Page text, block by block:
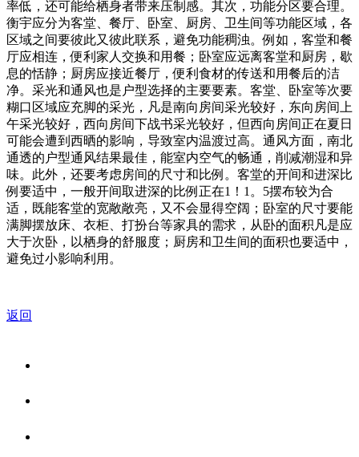
率低，还可能给栖身者带来压制感。其次，功能分区要合理。
衡宇应分为客堂、餐厅、卧室、厨房、卫生间等功能区域，各
区域之间要彼此又彼此联系，避免功能稠浊。例如，客堂和餐
厅应相连，便利家人交换和用餐；卧室应远离客堂和厨房，歇
息的恬静；厨房应接近餐厅，便利食材的传送和用餐后的洁
净。采光和通风也是户型选择的主要要素。客堂、卧室等次要
糊口区域应充脚的采光，凡是南向房间采光较好，东向房间上
午采光较好，西向房间下战书采光较好，但西向房间正在夏日
可能会遭到西晒的影响，导致室内温渡过高。通风方面，南北
通透的户型通风结果最佳，能室内空气的畅通，削减潮湿和异
味。此外，还要考虑房间的尺寸和比例。客堂的开间和进深比
例要适中，一般开间取进深的比例正在1！1。5摆布较为合
适，既能客堂的宽敞敞亮，又不会显得空阔；卧室的尺寸要能
满脚摆放床、衣柜、打扮台等家具的需求，从卧的面积凡是应
大于次卧，以栖身的舒服度；厨房和卫生间的面积也要适中，
避免过小影响利用。
返回